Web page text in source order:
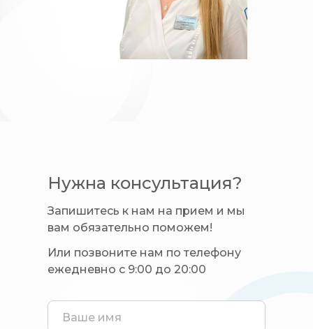
Нужна консультация?
Запишитесь к нам на прием и мы
вам обязательно поможем!
Или позвоните нам по телефону
ежедневно с 9:00 до 20:00